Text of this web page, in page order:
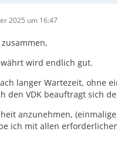
2025 um 16:47
wird endlich gut.
langer Wartezeit, ohne
den VDK beauftragt sich
anzunehmen,
ich mit allen